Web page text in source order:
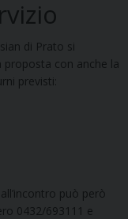
di Prato si
proposta con anche la
previsti:
può però
0432/693111 e